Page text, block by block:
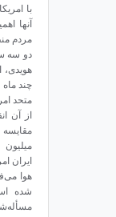
با
آنها
مردم
دو سه
هویدی،
چند ماه
متحد
از آن
ایران
هوا
شده